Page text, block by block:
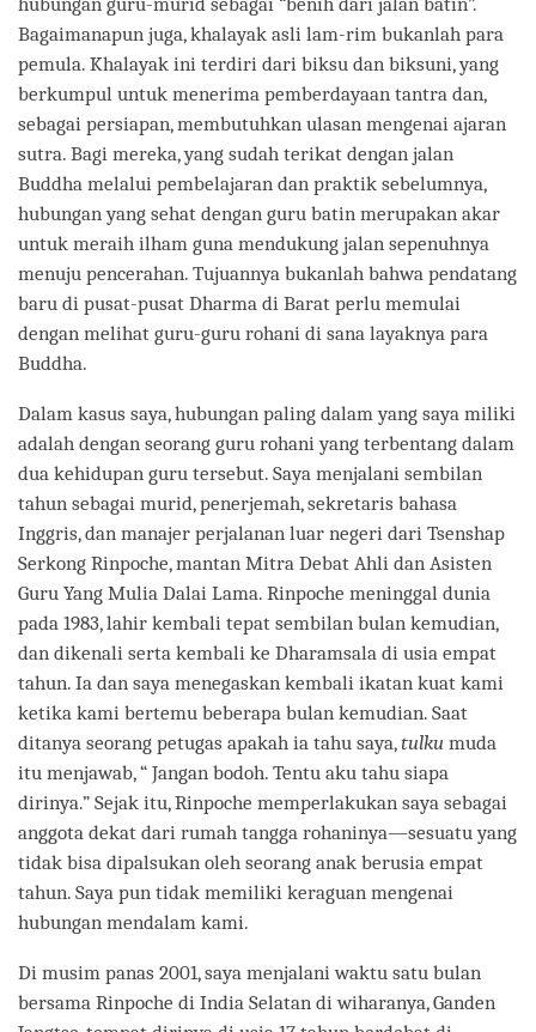
Bagaimanapun juga, khalayak asli lam-rim bukanlah para
pemula. Khalayak ini terdiri dari biksu dan biksuni, yang
berkumpul untuk menerima pemberdayaan tantra dan,
sebagai persiapan, membutuhkan ulasan mengenai ajaran
sutra. Bagi mereka, yang sudah terikat dengan jalan
Buddha melalui pembelajaran dan praktik sebelumnya,
hubungan yang sehat dengan guru batin merupakan akar
untuk meraih ilham guna mendukung jalan sepenuhnya
menuju pencerahan. Tujuannya bukanlah bahwa pendatang
baru di pusat-pusat Dharma di Barat perlu memulai
dengan melihat guru-guru rohani di sana layaknya para
Buddha.
Dalam kasus saya, hubungan paling dalam yang saya miliki
adalah dengan seorang guru rohani yang terbentang dalam
dua kehidupan guru tersebut. Saya menjalani sembilan
tahun sebagai murid, penerjemah, sekretaris bahasa
Inggris, dan manajer perjalanan luar negeri dari Tsenshap
Serkong Rinpoche, mantan Mitra Debat Ahli dan Asisten
Guru Yang Mulia Dalai Lama. Rinpoche meninggal dunia
pada 1983, lahir kembali tepat sembilan bulan kemudian,
dan dikenali serta kembali ke Dharamsala di usia empat
tahun. Ia dan saya menegaskan kembali ikatan kuat kami
ketika kami bertemu beberapa bulan kemudian. Saat
ditanya seorang petugas apakah ia tahu saya,tulku muda
itu menjawab, “ Jangan bodoh. Tentu aku tahu siapa
dirinya.” Sejak itu, Rinpoche memperlakukan saya sebagai
anggota dekat dari rumah tangga rohaninya―sesuatu yang
tidak bisa dipalsukan oleh seorang anak berusia empat
tahun. Saya pun tidak memiliki keraguan mengenai
hubungan mendalam kami.
Di musim panas 2001, saya menjalani waktu satu bulan
bersama Rinpoche di India Selatan di wiharanya, Ganden